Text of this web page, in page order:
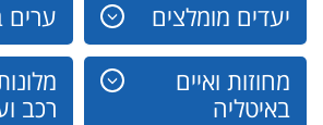
יעדים מומלצים ערים
מחוזות ואיים
באיטליה
רכב